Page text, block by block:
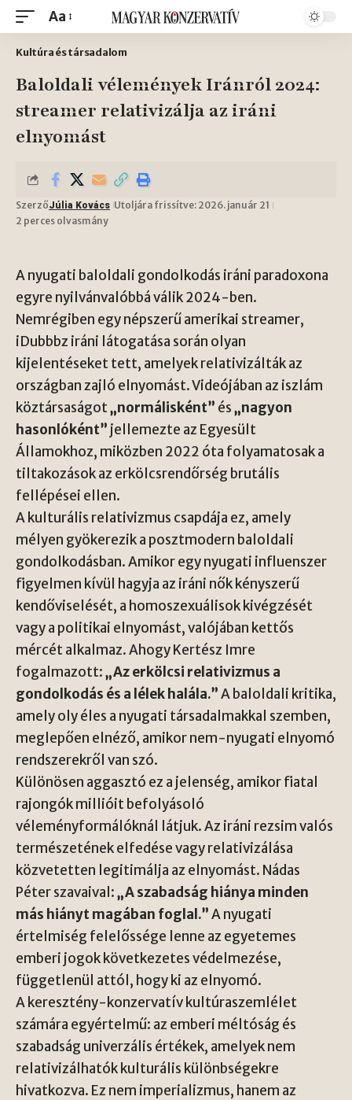
Aa
Kultúra és társadalom
Baloldali vélemények Iránról 2024:
streamer relativizálja az iráni
elnyomást
SzerzőJúlia Kovács Utoljára frissítve: 2026. január 21
2 perces olvasmány
A nyugati baloldali gondolkodás iráni paradoxona
egyre nyilvánvalóbbá válik 2024-ben.
Nemrégiben egy népszerű amerikai streamer,
iDubbbz iráni látogatása során olyan
kijelentéseket tett, amelyek relativizálták az
országban zajló elnyomást. Videójában az iszlám
köztársaságot„normálisként” és„nagyon
hasonlóként” jellemezte az Egyesült
Államokhoz, miközben 2022 óta folyamatosak a
tiltakozások az erkölcsrendőrség brutális
fellépései ellen.
A kulturális relativizmus csapdája ez, amely
mélyen gyökerezik a posztmodern baloldali
gondolkodásban. Amikor egy nyugati influenszer
figyelmen kívül hagyja az iráni nők kényszerű
kendőviselését, a homoszexuálisok kivégzését
vagy a politikai elnyomást, valójában kettős
mércét alkalmaz. Ahogy Kertész Imre
fogalmazott:„Az erkölcsi relativizmus a
gondolkodás és a lélek halála.”A baloldali kritika,
amely oly éles a nyugati társadalmakkal szemben,
meglepően elnéző, amikor nem-nyugati elnyomó
rendszerekről van szó.
Különösen aggasztó ez a jelenség, amikor fiatal
rajongók millióit befolyásoló
véleményformálóknál látjuk. Az iráni rezsim valós
természetének elfedése vagy relativizálása
közvetetten legitimálja az elnyomást. Nádas
Péter szavaival:„A szabadság hiánya minden
más hiányt magában foglal.”A nyugati
értelmiség felelőssége lenne az egyetemes
emberi jogok következetes védelmezése,
függetlenül attól, hogy ki az elnyomó.
A keresztény-konzervatív kultúraszemlélet
számára egyértelmű: az emberi méltóság és
szabadság univerzális értékek, amelyek nem
relativizálhatók kulturális különbségekre
hivatkozva. Ez nem imperializmus, hanem az